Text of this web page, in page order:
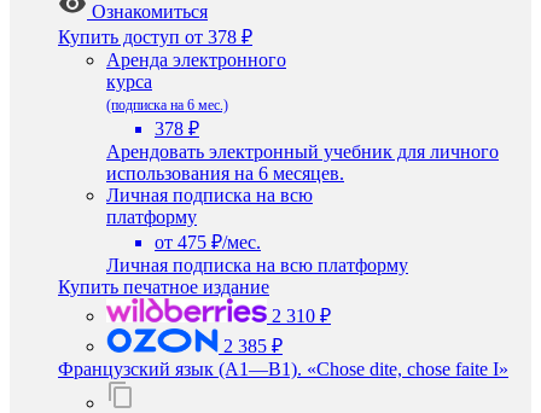
Ознакомиться
Купить доступ от 378 ₽
Аренда электронного
курса
(подписка на 6 мес.)
378 ₽
Арендовать электронный учебник для личного
использования на 6 месяцев.
Личная подписка на всю
платформу
от 475 ₽/мес.
Личная подписка на всю платформу
Купить печатное издание
2 310 ₽
2 385 ₽
Французский язык (A1—B1). «Chose dite, chose faite I»